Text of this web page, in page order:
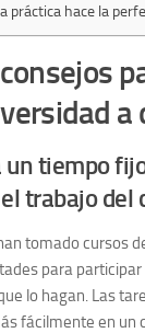
práctica hace la
consejos
a
un tiempo
trabajo del
tomado cursos
para
lo hagan. Las
fácilmente en un